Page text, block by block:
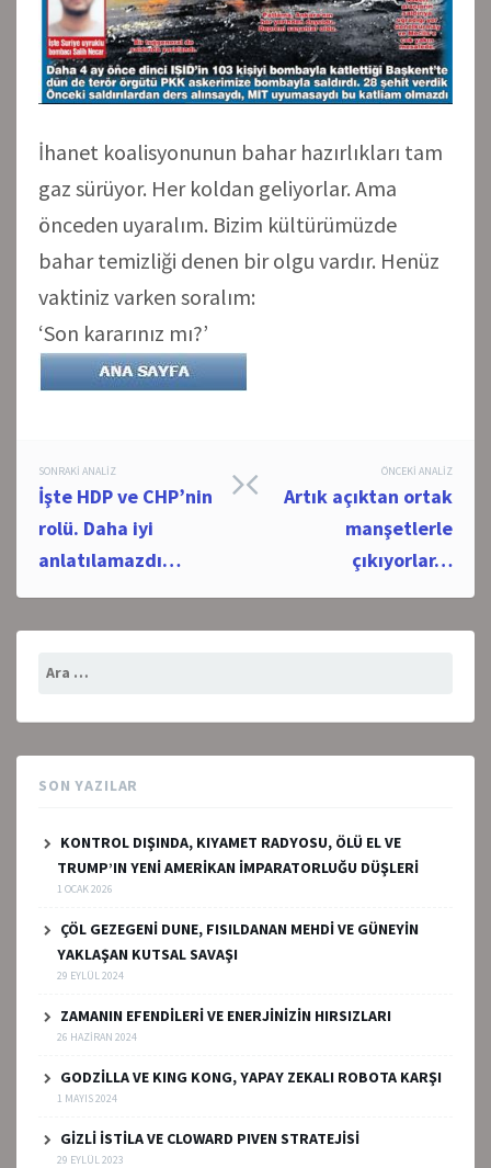
İhanet koalisyonunun bahar hazırlıkları tam
gaz sürüyor. Her koldan geliyorlar. Ama
önceden uyaralım. Bizim kültürümüzde
bahar temizliği denen bir olgu vardır. Henüz
vaktiniz varken soralım:
‘Son kararınız mı?’
Post
navigation
ÖNCEKI ANALIZ
Artık açıktan ortak
manşetlerle
çıkıyorlar…
SONRAKI ANALIZ
İşte HDP ve CHP’nin
rolü. Daha iyi
anlatılamazdı…
Arama:
SON YAZILAR
KONTROL DIŞINDA, KIYAMET RADYOSU, ÖLÜ EL VE
TRUMP’IN YENİ AMERİKAN İMPARATORLUĞU DÜŞLERİ
1 OCAK 2026
ÇÖL GEZEGENİ DUNE, FISILDANAN MEHDİ VE GÜNEYİN
YAKLAŞAN KUTSAL SAVAŞI
29 EYLÜL 2024
ZAMANIN EFENDİLERİ VE ENERJİNİZİN HIRSIZLARI
26 HAZIRAN 2024
GODZİLLA VE KING KONG, YAPAY ZEKALI ROBOTA KARŞI
1 MAYIS 2024
GİZLİ İSTİLA VE CLOWARD PIVEN STRATEJİSİ
29 EYLÜL 2023